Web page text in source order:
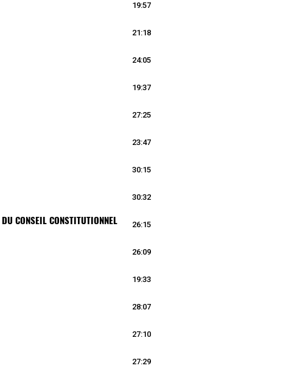
19:57
21:18
24:05
19:37
27:25
23:47
30:15
30:32
CONSEIL CONSTITUTIONNEL 26:15
26:09
19:33
28:07
27:10
27:29